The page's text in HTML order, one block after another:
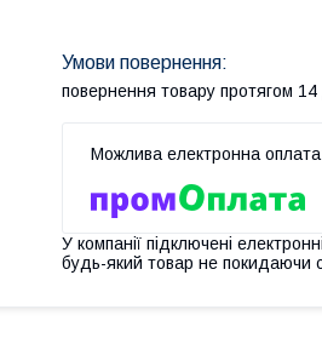
повернення товару протягом 14
У компанії підключені
будь-який товар не покидаючи